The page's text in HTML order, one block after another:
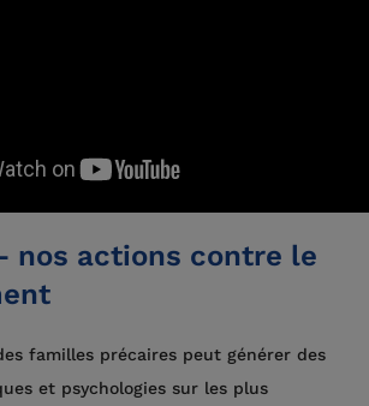
nos actions contre le
familles précaires peut générer des
et psychologies sur les plus